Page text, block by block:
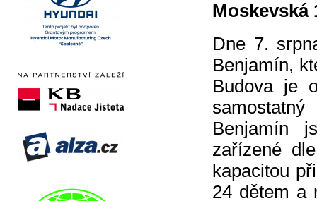
Moskevská
Dne 7.
Benjamín,
Budova je
Benjamín
zařízené
kapacitou
24 dětem a